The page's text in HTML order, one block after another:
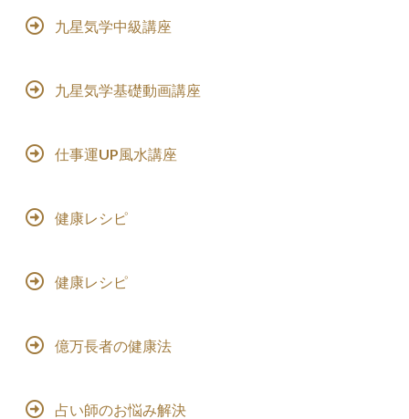
九星気学中級講座
九星気学基礎動画講座
仕事運UP風水講座
健康レシピ
健康レシピ
億万長者の健康法
占い師のお悩み解決